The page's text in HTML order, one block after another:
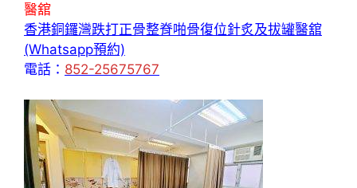
醫舘
香港銅鑼灣跌打正骨整脊啪骨復位針炙及拔罐醫舘
(Whatsapp預約)
電話： 852-25675767